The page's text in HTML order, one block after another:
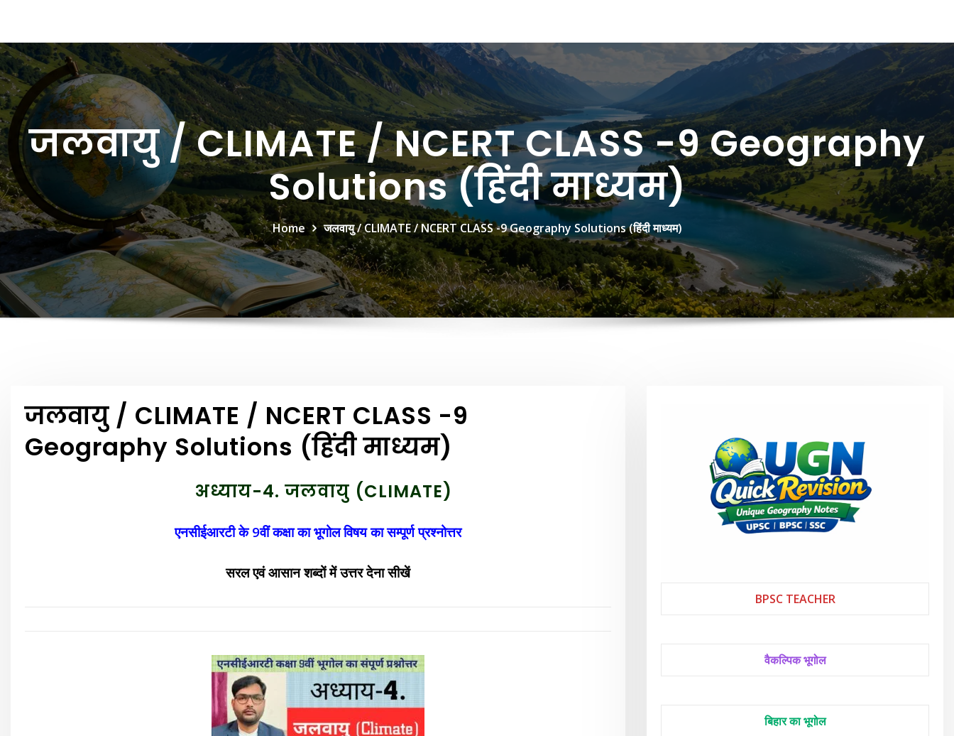
जलवायु / CLIMATE / NCERT CLASS -9 Geography
Solutions (हिंदी माध्यम)
Home जलवायु / CLIMATE / NCERT CLASS -9 Geography Solutions (हिंदी माध्यम)
जलवायु / CLIMATE / NCERT CLASS -9
Geography Solutions (हिंदी माध्यम)
अध्याय-4. जलवायु (CLIMATE)
एनसीईआरटी के 9वीं कक्षा का भूगोल विषय का सम्पूर्ण प्रश्नोत्तर
सरल एवं आसान शब्दों में उत्तर देनासीखें
BPSC TEACHER
वैकल्पिक भूगोल
बिहार का भूगोल